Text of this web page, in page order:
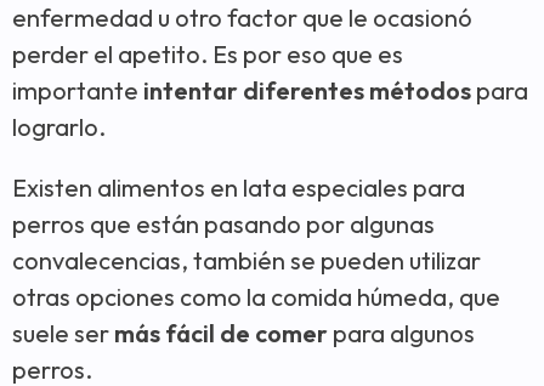
enfermedad u otro factor que le ocasionó
perder el apetito. Es por eso que es
importante intentar diferentes métodos para
lograrlo.
Existen alimentos en lata especiales para
perros que están pasando por algunas
convalecencias, también se pueden utilizar
otras opciones como la comida húmeda, que
suele ser más fácil de comer para algunos
perros.